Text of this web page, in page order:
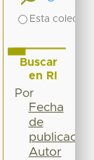
Esta
Buscar
en RI
Por
Fecha
de
publicación
Autor